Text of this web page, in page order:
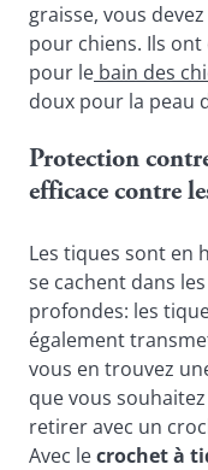
graisse, vous
pour chiens. Ils
pour le bain des
doux pour la peau
Protection
efficace contre
Les tiques sont en
se cachent dans
profondes: les
également
vous en trouvez
que vous souhaitez
retirer avec un
Avec le crochet à